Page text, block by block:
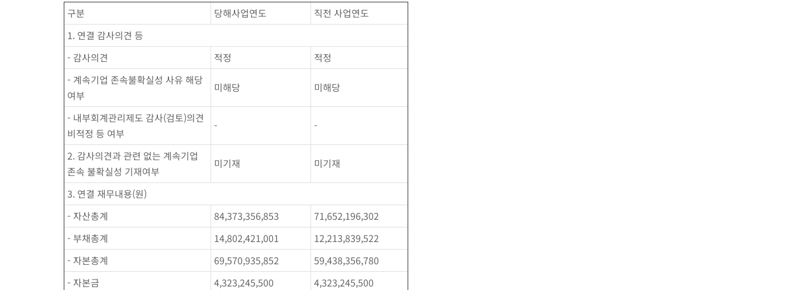
구분
당해사업연도
직전 사업연도
1. 연결 감사의견 등
- 감사의견
적정
적정
- 계속기업 존속불확실성 사유 해당
여부
미해당 미해당
- 내부회계관리제도 감사(검토)의견
비적정 등 여부
- -
2. 감사의견과 관련 없는 계속기업
존속 불확실성 기재여부
미기재 미기재
3. 연결 재무내용(원)
- 자산총계
84,373,356,853
71,652,196,302
- 부채총계
14,802,421,001
12,213,839,522
- 자본총계
69,570,935,852
59,438,356,780
- 자본금
4,323,245,500
4,323,245,500